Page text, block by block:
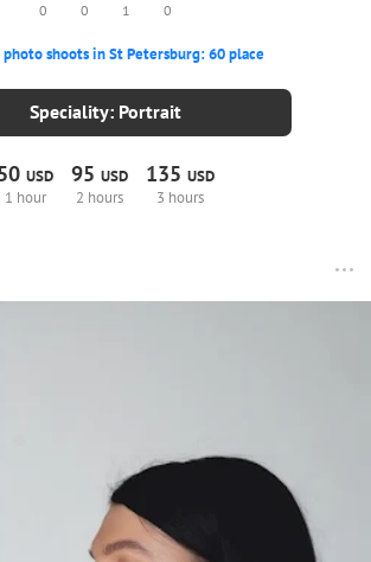
0 0 1 0
shoots in St Petersburg: 60 place
Speciality: Portrait
USD
1 hour
95 USD
2 hours
135 USD
3 hours